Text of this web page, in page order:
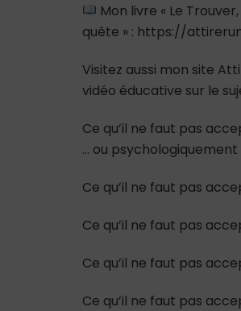
Mon livre « Le
quête » : https://
Visitez aussi mon site
vidéo éducative sur le
Ce qu’il ne faut pas
… ou
Ce qu’il ne faut pas
Ce qu’il ne faut pas
Ce qu’il ne faut pas
Ce qu’il ne faut pas